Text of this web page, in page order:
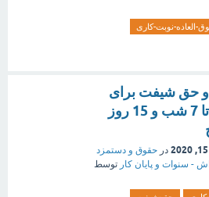
العاده-نوبت-کاری
و حق شیفت برای
15 روز کار تا 7 شب و 15 روز
در حقوق و دستمزد
- سنوات و پایان کار توسط